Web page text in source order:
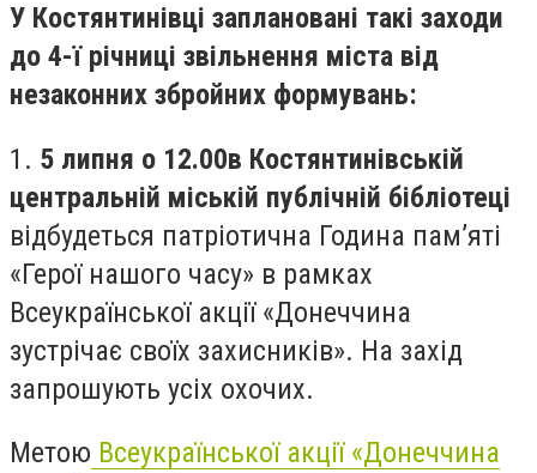
У Костянтинівці заплановані такі заходи
до 4-ї річниці звільнення міста від
незаконних збройних формувань:
1. 5 липня о 12.00в Костянтинівській
центральній міській публічній бібліотеці
відбудеться патріотична Година пам’яті
«Герої нашого часу» в рамках
Всеукраїнської акції «Донеччина
зустрічає своїх захисників». На захід
запрошують усіх охочих.
Метою Всеукраїнської акції «Донеччина